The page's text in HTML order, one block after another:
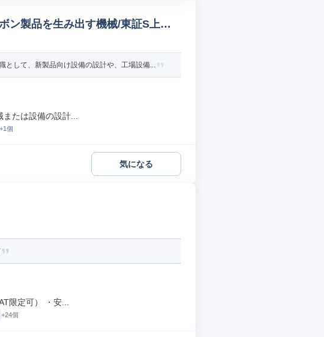
ン製品を生み出す機械/東証S上場
として、新製品向け設備の設計や、工場設備...
たは設備の設計...
+1個
気になる
限定可） ・安...
+24個